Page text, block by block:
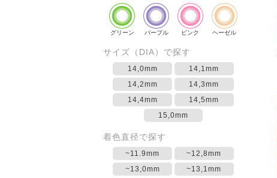
グリーン パープル ピンク ヘーゼル
サイズ（DIA）で探す
14,0mm
14,1mm
14,2mm
14,3mm
14,4mm
14,5mm
15,0mm
着色直径で探す
~11.9mm
~12,8mm
~13,0mm
~13,1mm